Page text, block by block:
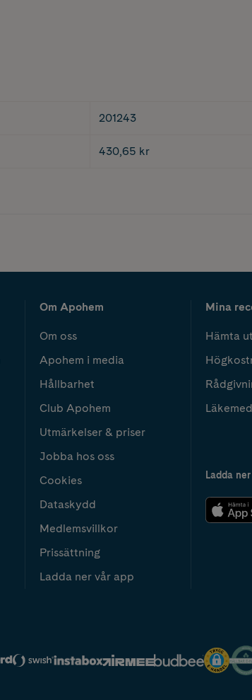
201243
430,65 kr
Om Apohem
Om oss
Apohem i media
Hållbarhet
Club Apohem
Utmärkelser & priser
Jobba hos oss
Cookies
Dataskydd
Medlemsvillkor
Prissättning
Ladda ner vår app
Mina
Hämta
Ladda